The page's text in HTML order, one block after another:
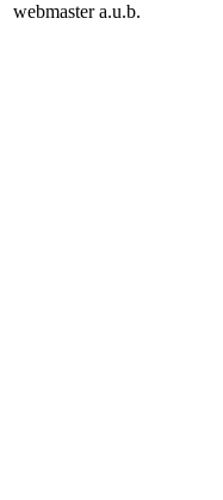
webmaster a.u.b.